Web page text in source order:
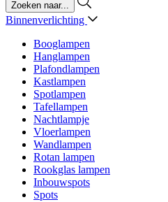
Binnenverlichting
Booglampen
Hanglampen
Plafondlampen
Kastlampen
Spotlampen
Tafellampen
Nachtlampje
Vloerlampen
Wandlampen
Rotan lampen
Rookglas lampen
Inbouwspots
Spots